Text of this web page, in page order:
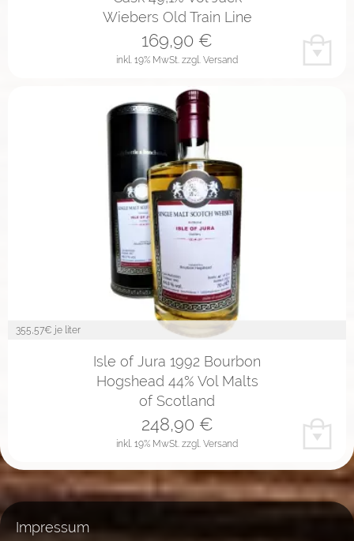
Wiebers Old Train Line
inkl. 19% MwSt. zzgl. Versand
169,90 €
355,57€ je liter
Isle of Jura 1992 Bourbon
Hogshead 44% Vol Malts
of Scotland
inkl. 19% MwSt. zzgl. Versand
248,90€
Impressum